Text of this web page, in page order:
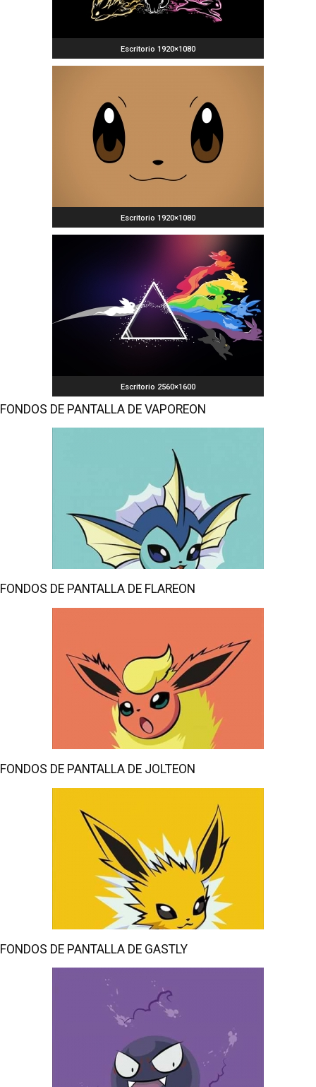
Escritorio 1920×1080
Escritorio 1920×1080
Escritorio 2560×1600
FONDOS DE PANTALLA DE VAPOREON
FONDOS DE PANTALLA DE FLAREON
FONDOS DE PANTALLA DE JOLTEON
FONDOS DE PANTALLA DE GASTLY